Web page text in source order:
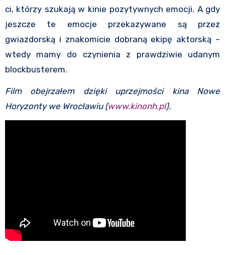
ci, którzy szukają w kinie pozytywnych emocji. A gdy
jeszcze te emocje przekazywane są przez
gwiazdorską i znakomicie dobraną ekipę aktorską –
wtedy mamy do czynienia z prawdziwie udanym
blockbusterem.
Film obejrzałem dzięki uprzejmości kina Nowe
Horyzonty we Wrocławiu (www.kinonh.pl).